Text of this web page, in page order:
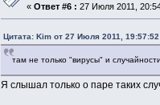
«Ответ #6 : 27 Июля 2011,
Цитата: Kim от 27 Июля 2011, 19:57:52
там не только "вирусы" и
Я слышал только о паре таких